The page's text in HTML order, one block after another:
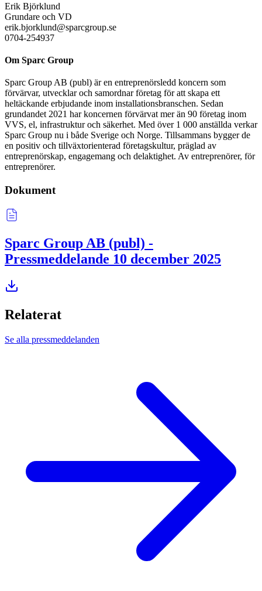
Erik Björklund
Grundare och VD
erik.bjorklund@sparcgroup.se
0704-254937
Om Sparc Group
Sparc Group AB (publ) är en entreprenörsledd koncern som
förvärvar, utvecklar och samordnar företag för att skapa ett
heltäckande erbjudande inom installationsbranschen. Sedan
grundandet 2021 har koncernen förvärvat mer än 90 företag inom
VVS, el, infrastruktur och säkerhet. Med över 1 000 anställda verkar
Sparc Group nu i både Sverige och Norge. Tillsammans bygger de
en positiv och tillväxtorienterad företagskultur, präglad av
entreprenörskap, engagemang och delaktighet. Av entreprenörer, för
entreprenörer.
Dokument
Sparc Group AB (publ) -
Pressmeddelande 10 december 2025
Relaterat
Se alla pressmeddelanden